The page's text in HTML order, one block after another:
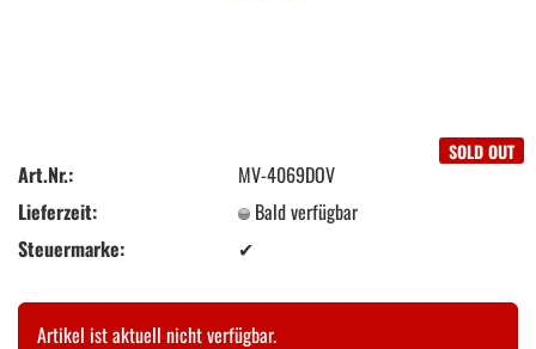
SOLD OUT
Art.Nr.:
MV-4069DOV
Lieferzeit:
Bald verfügbar
Steuermarke:
✔
Artikel ist aktuell nicht verfügbar.